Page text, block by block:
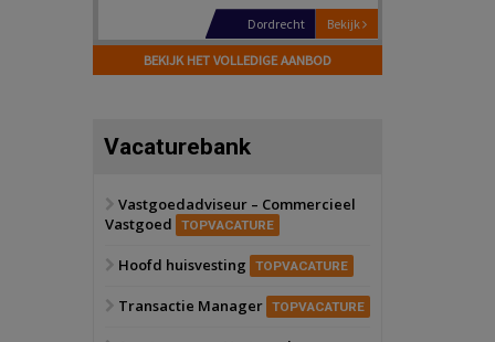
Bekijk
Hilversum
17 september 2026
Voormalig
Zwanenburg
6 oktober 2026 Transformatieobject
BEKIJK HET VOLLEDIGE AANBOD
Vacaturebank
Vastgoedadviseur – Commercieel
Vastgoed
TOPVACATURE
Hoofd huisvesting TOPVACATURE
Transactie Manager TOPVACATURE